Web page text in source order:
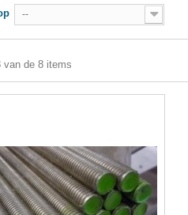
--
van de 8 items